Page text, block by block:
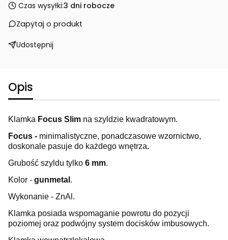
Czas wysyłki:3 dni robocze
Zapytaj o produkt
Udostępnij
Opis
Klamka Focus Slim na szyldzie kwadratowym.
Focus - minimalistyczne, ponadczasowe wzornictwo,
doskonale pasuje do każdego wnętrza.
Grubość szyldu tylko 6 mm.
Kolor - gunmetal .
Wykonanie - ZnAl.
Klamka posiada wspomaganie powrotu do pozycji
poziomej oraz podwójny system docisków imbusowych.